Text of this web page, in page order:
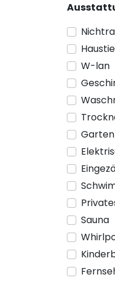
W-lan
Sauna